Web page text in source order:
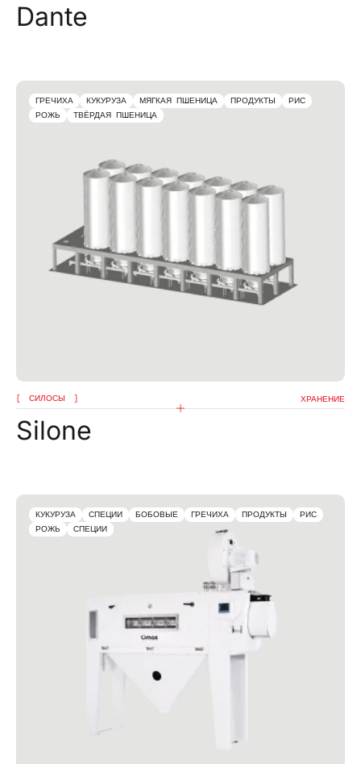
Dante
ГРЕЧИХА КУКУРУЗА МЯГКАЯ ПШЕНИЦА ПРОДУКТЫ
РИС
РОЖЬ
ТВЁРДАЯ ПШЕНИЦА
СИЛОСЫ ХРАНЕНИЕ
Silone
КУКУРУЗА СПЕЦИИ БОБОВЫЕ ГРЕЧИХА ПРОДУКТЫ
РИС
РОЖЬ
СПЕЦИИ